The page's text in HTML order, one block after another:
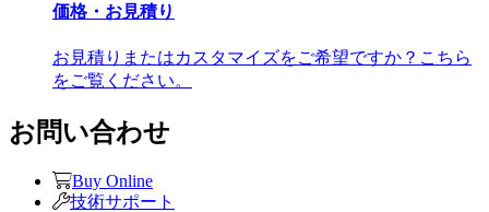
価格・お見積り
お見積りまたはカスタマイズをご希望ですか？こちら
をご覧ください。
お問い合わせ
Buy Online
技術サポート